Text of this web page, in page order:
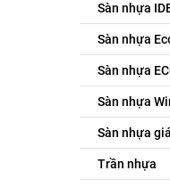
Sàn nhựa
Sàn nhựa
Sàn nhựa
Sàn nhựa
Sàn nhựa
Trần nhựa